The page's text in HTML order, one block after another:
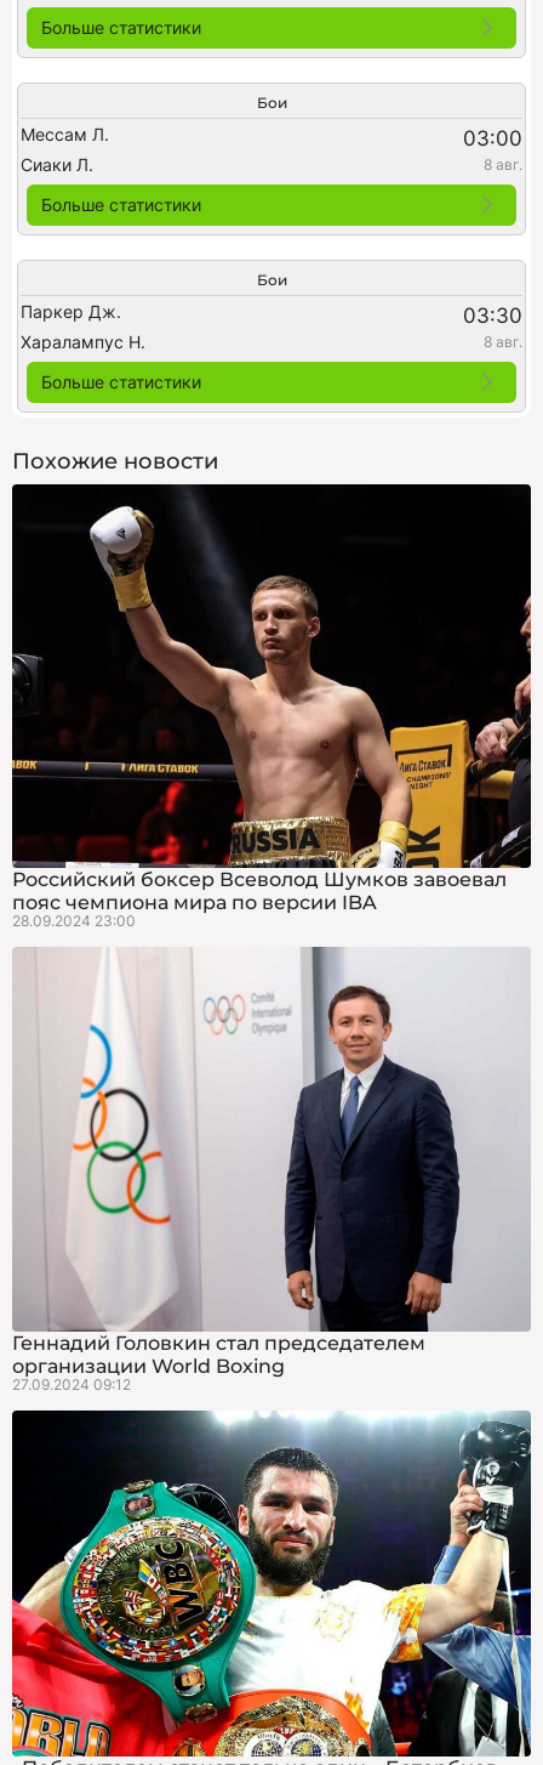
Больше статистики
Бои
Мессам Л. 03:00
Сиаки Л. 8 авг.
Больше статистики
Бои
Паркер Дж. 03:30
Харалампус Н. 8 авг.
Больше статистики
Похожие новости
Российский боксер Всеволод Шумков завоевал
пояс чемпиона мира по версии IBA
28.09.2024 23:00
Геннадий Головкин стал председателем
организации World Boxing
27.09.2024 09:12